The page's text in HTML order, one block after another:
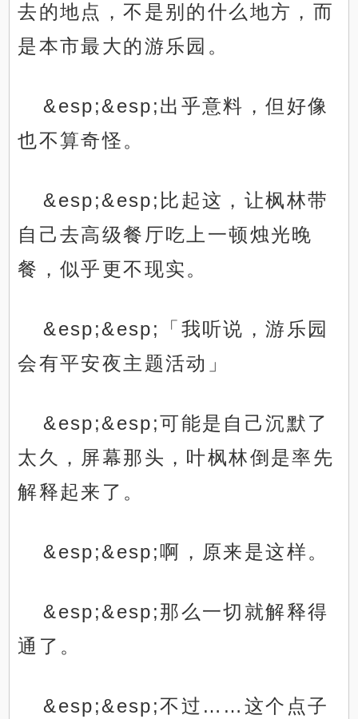
去的地点，不是别的什么地方，而
是本市最大的游乐园。
&esp;&esp;出乎意料，但好像
也不算奇怪。
&esp;&esp;比起这，让枫林带
自己去高级餐厅吃上一顿烛光晚
餐，似乎更不现实。
&esp;&esp;「我听说，游乐园
会有平安夜主题活动」
&esp;&esp;可能是自己沉默了
太久，屏幕那头，叶枫林倒是率先
解释起来了。
&esp;&esp;啊，原来是这样。
&esp;&esp;那么一切就解释得
通了。
&esp;&esp;不过……这个点子